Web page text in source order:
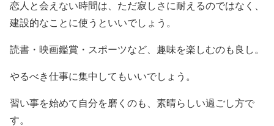
恋人と会えない時間は、ただ寂しさに耐えるのではなく、
建設的なことに使うといいでしょう。
読書・映画鑑賞・スポーツなど、趣味を楽しむのも良し。
やるべき仕事に集中してもいいでしょう。
習い事を始めて自分を磨くのも、素晴らしい過ごし方で
す。